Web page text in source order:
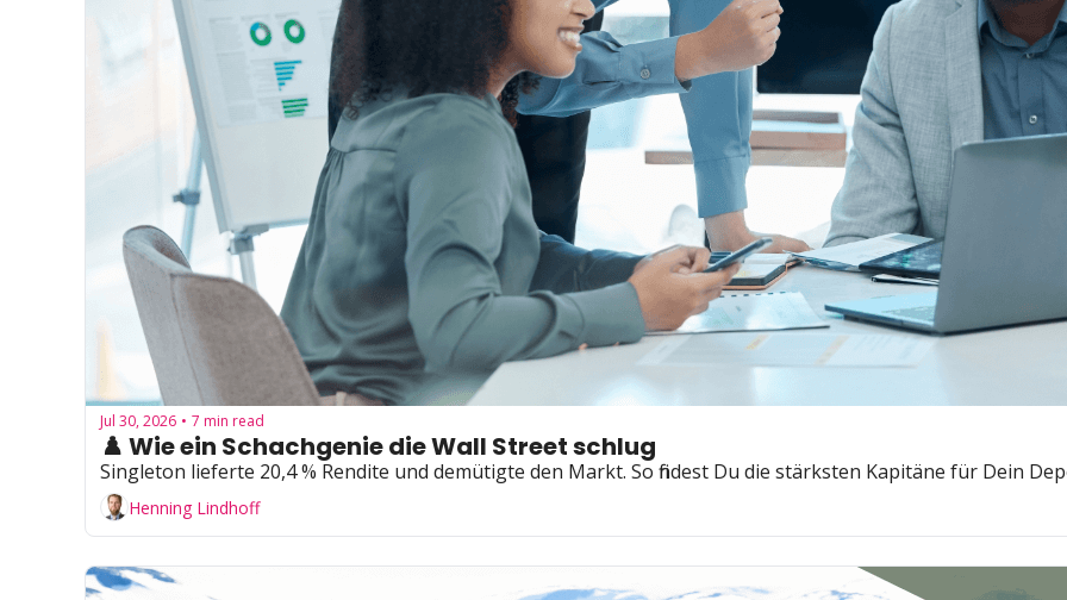
Jul 30, 2026 • 7 min read
♟️ Wie ein Schachgenie die Wall Street schlug
Singleton lieferte 20,4 % Rendite und demütigte den Markt. So findest Du die stärksten Kapitäne für Dein
Henning Lindhoff